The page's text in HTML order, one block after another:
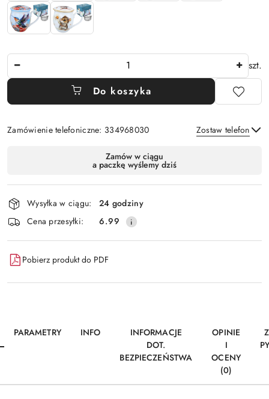
szt.
Do koszyka
Zamówienie telefoniczne: 334968030 Zostaw telefon
Wyślij
dostawa
Zamów w ciągu
a paczkę wyślemy dziś
Wysyłka w ciągu:
24 godziny
Cena przesyłki:
6.99
Pobierz produkt do PDF
PARAMETRY INFO
INFORMACJE
DOT.
BEZPIECZEŃSTWA
OPINIE
I
OCENY
(0)